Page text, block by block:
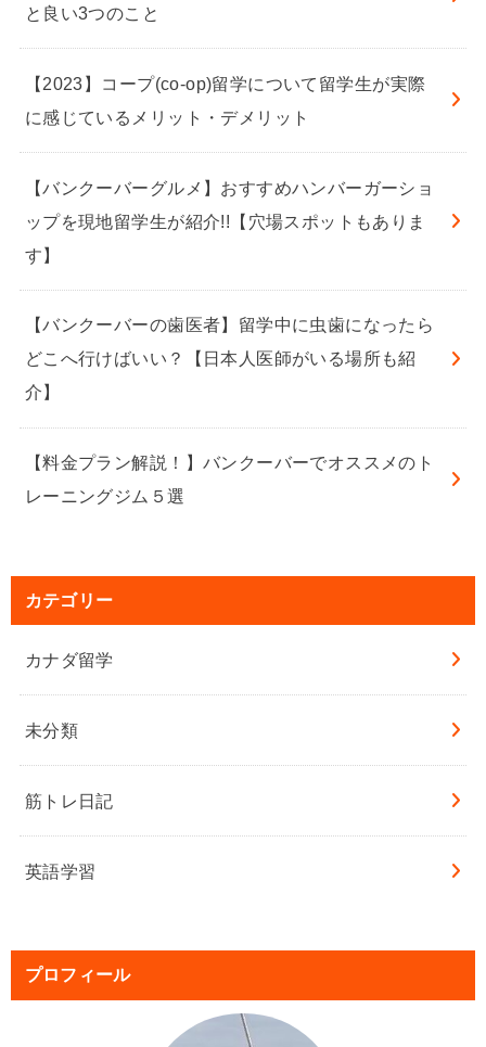
と良い3つのこと
【2023】コープ(co-op)留学について留学生が実際
に感じているメリット・デメリット
【バンクーバーグルメ】おすすめハンバーガーショ
ップを現地留学生が紹介!!【穴場スポットもありま
す】
【バンクーバーの歯医者】留学中に虫歯になったら
どこへ行けばいい？【日本人医師がいる場所も紹
介】
【料金プラン解説！】バンクーバーでオススメのト
レーニングジム５選
カテゴリー
カナダ留学
未分類
筋トレ日記
英語学習
プロフィール